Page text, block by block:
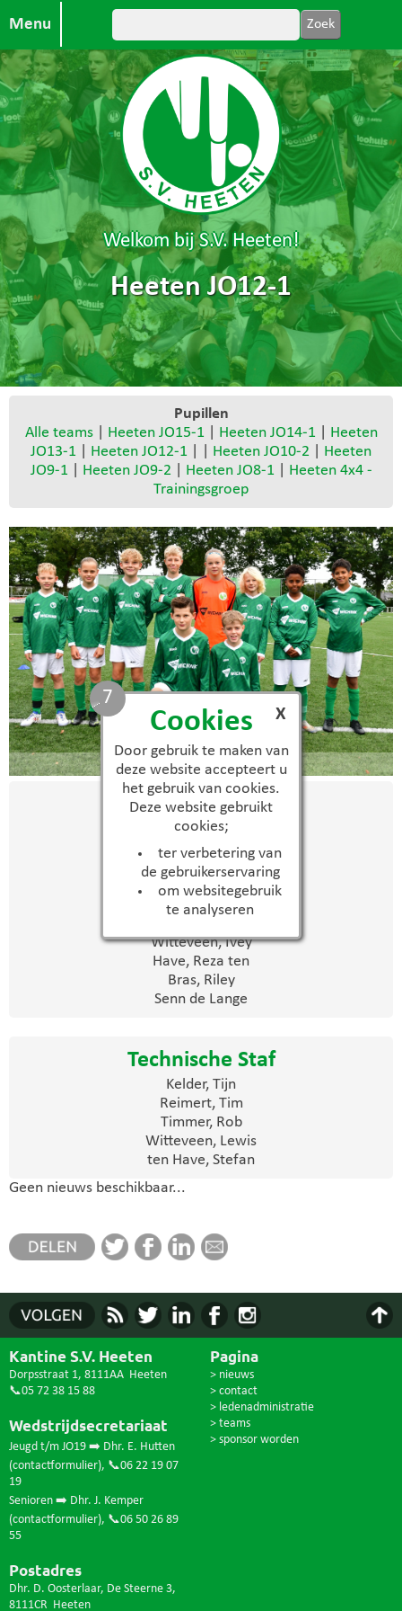
Cookies
Door gebruik te maken van
deze website accepteert u
het gebruik van cookies.
Deze website gebruikt
cookies;
ter verbetering van
de gebruikerservaring
om websitegebruik
te analyseren
X
6
Menu
Welkom bij S.V. Heeten!
Heeten JO12-1
Pupillen
Alle teams| Heeten JO15-1| Heeten JO14-1|
Heeten
JO13-1
Heeten JO12-1 Heeten JO10-2
Heeten
JO9-1| Heeten JO9-2 Heeten JO8-1|
Heeten 4x4 -
Trainingsgroep
JO12-1
Spelers
Horenberg, Luuk
Pandithakoralage, Sefanja
Jong, Pim de
Tekelemichael Menges, Lamek
Timmer, Jayden
Witteveen, Ivey
Have, Reza ten
Bras, Riley
Senn de Lange
Technische Staf
Kelder, Tijn
Reimert, Tim
Timmer, Rob
Witteveen, Lewis
ten Have, Stefan
Geen nieuws beschikbaar...
Kantine S.V. Heeten
Dorpsstraat 1, 8111AA Heeten
📞05 72 38 15 88
Wedstrijdsecretariaat
Jeugd t/m JO19 ➡️ Dhr. E. Hutten
(contactformulier), 📞06 22 19 07
19
Senioren ➡️ Dhr. J. Kemper
(contactformulier), 📞06 50 26 89
55
Postadres
Dhr. D. Oosterlaar, De Steerne 3,
8111CR Heeten
Pagina
> nieuws
> contact
> ledenadministratie
> teams
> sponsor worden